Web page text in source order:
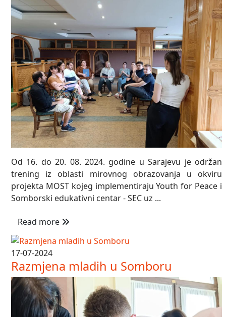
Od 16. do 20. 08. 2024. godine u Sarajevu je održan
trening iz oblasti mirovnog obrazovanja u okviru
projekta MOST kojeg implementiraju Youth for Peace i
Somborski edukativni centar - SEC uz ...
Read more
17-07-2024
Razmjena mladih u Somboru